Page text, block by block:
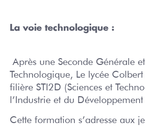
La voie technologique :
Après une Seconde Générale et
Technologique, Le lycée
filière STI2D (Sciences et
l’Industrie et du
Cette formation s’adresse aux